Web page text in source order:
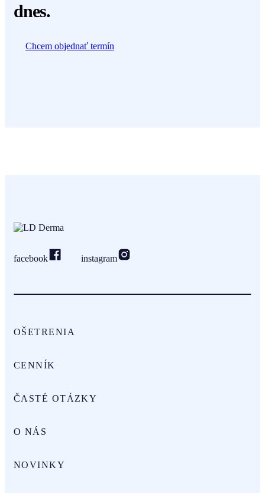
dnes.
Chcem objednať termín
facebook instagram
OŠETRENIA
CENNÍK
ČASTÉ OTÁZKY
O NÁS
NOVINKY